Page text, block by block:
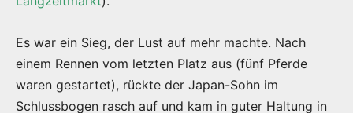
Es war ein Sieg, der Lust auf mehr machte. Nach
einem Rennen vom letzten Platz aus (fünf Pferde
waren gestartet), rückte der Japan-Sohn im
Schlussbogen rasch auf und kam in guter Haltung in